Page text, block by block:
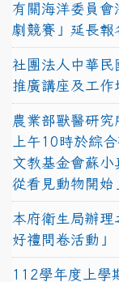
有關海洋委員
劇競賽」延長報
社團法人中華民
推廣講座及工作
農業部獸醫研
上午10時於綜
文教基金會蘇小
從看見動物開始
本府衛生局辦理
好禮問卷活動」
112學年度上學